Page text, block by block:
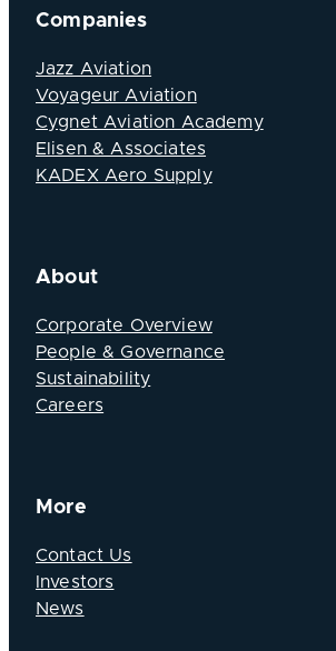
Companies
Jazz Aviation
Voyageur Aviation
Cygnet Aviation Academy
Elisen & Associates
KADEX Aero Supply
About
Corporate Overview
People & Governance
Sustainability
Careers
More
Contact Us
Investors
News